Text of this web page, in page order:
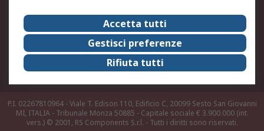
Chi Siamo
Contattaci
Supporto
ESG
Carriere
RS Group
Press Centre
Discovery: il Blog di RS
P.I. 02267810964 - Viale T. Edison 110, Edificio C, 20099 Sesto San Giovanni
MI, ITALIA - Tribunale Monza 50885 - Capitale sociale € 3.900.000 (int.
vers.) © 2001, RS Components S.r.l. - Tutti i diritti sono riservati.
Accetta tutti
Gestisci preferenze
Rifiuta tutti